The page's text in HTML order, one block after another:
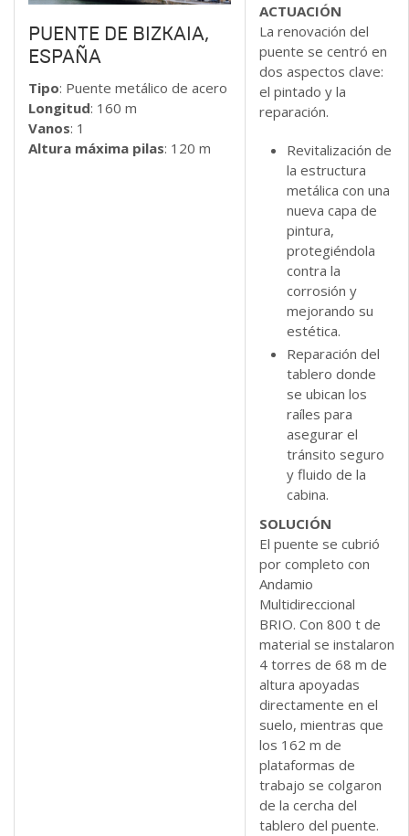
PUENTE DE BIZKAIA,
ESPAÑA
Tipo: Puente metálico de acero
Longitud: 160 m
Vanos: 1
Altura máxima pilas: 120 m
ACTUACIÓN
La renovación del
puente se centró en
dos aspectos clave:
el pintado y la
reparación.
Revitalización de
la estructura
metálica con una
nueva capa de
pintura,
protegiéndola
contra la
corrosión y
mejorando su
estética.
Reparación del
tablero donde
se ubican los
raíles para
asegurar el
tránsito seguro
y fluido de la
cabina.
SOLUCIÓN
El puente se cubrió
por completo con
Andamio
Multidireccional
BRIO. Con 800 t de
material se instalaron
4 torres de 68 m de
altura apoyadas
directamente en el
suelo, mientras que
los 162 m de
plataformas de
trabajo se colgaron
de la cercha del
tablero del puente.